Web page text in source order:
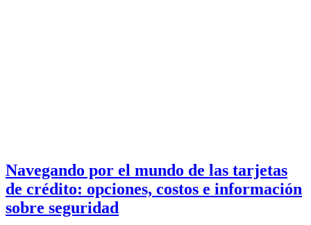
Navegando por el mundo de las tarjetas
de crédito: opciones, costos e información
sobre seguridad